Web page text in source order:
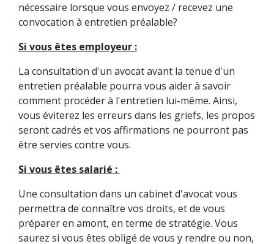
nécessaire lorsque vous envoyez / recevez une
convocation à entretien préalable?
Si vous êtes employeur :
La consultation d'un avocat avant la tenue d'un
entretien préalable pourra vous aider à savoir
comment procéder à l'entretien lui-même. Ainsi,
vous éviterez les erreurs dans les griefs, les propos
seront cadrés et vos affirmations ne pourront pas
être servies contre vous.
Si vous êtes salarié :
Une consultation dans un cabinet d'avocat vous
permettra de connaître vos droits, et de vous
préparer en amont, en terme de stratégie. Vous
saurez si vous êtes obligé de vous y rendre ou non,